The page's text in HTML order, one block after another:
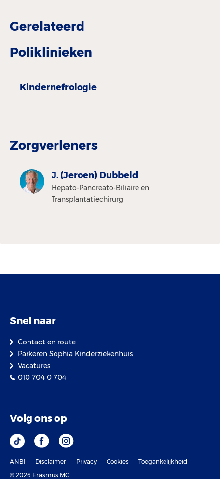
Gerelateerd
Poliklinieken
Kindernefrologie
Zorgverleners
J. (Jeroen) Dubbeld
Hepato-Pancreato-Biliaire en
Transplantatiechirurg
Snel naar
Contact en route
Parkeren Sophia Kinderziekenhuis
Vacatures
010 704 0 704
Volg ons op
ANBI Disclaimer Privacy Cookies
Toegankelijkheid
© 2026 Erasmus MC.